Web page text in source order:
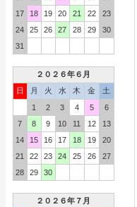
17
18 19 20 21 22
23
24
25 26 27 28 29
30
31
２０２６年６月
日
月 火 水 木 金
土
1
2 3 4 5
6
7
8 9 10 11 12
13
14
15 16 17 18 19
20
21
22 23 24 25 26
27
28
29 30
２０２６年７月